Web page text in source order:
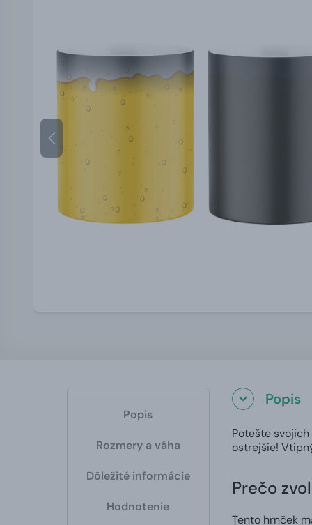
Popis
Rozmery a váha
Dôležité informácie
Hodnotenie
Popis
Potešte
ostrejšie!
Prečo
Tento hrnček